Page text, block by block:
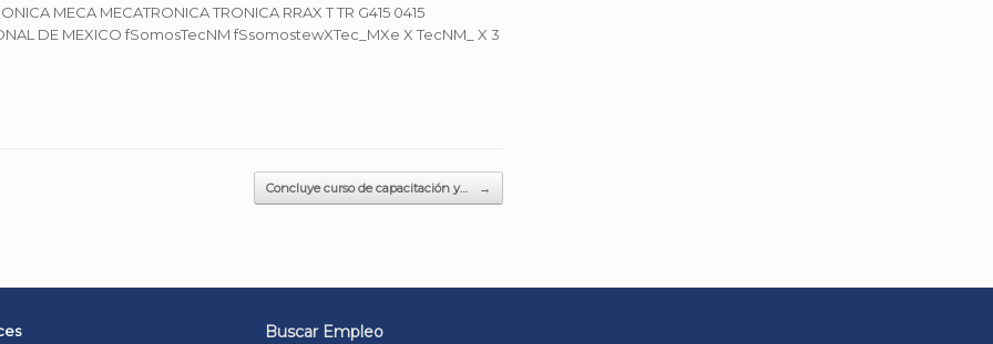
Concluye curso de capacitación y… →
Buscar Empleo